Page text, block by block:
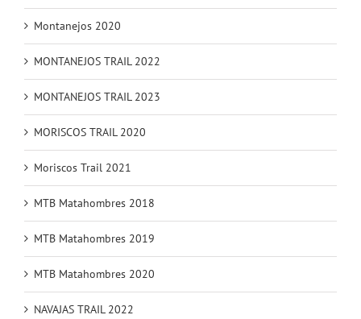
Montanejos 2020
MONTANEJOS TRAIL 2022
MONTANEJOS TRAIL 2023
MORISCOS TRAIL 2020
Moriscos Trail 2021
MTB Matahombres 2018
MTB Matahombres 2019
MTB Matahombres 2020
NAVAJAS TRAIL 2022